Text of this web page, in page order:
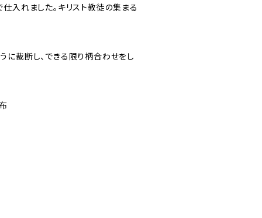
入れました。キリスト教徒の集まる
に裁断し、できる限り柄合わせをし